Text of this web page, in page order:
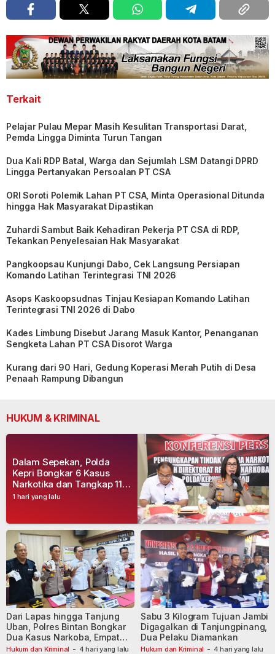
Terkait
Pelajar Pulau Mepar Masih Kesulitan Transportasi Darat,
Pemda Lingga Diminta Turun Tangan
Dua Kali RDP Batal, Warga dan Sejumlah LSM Datangi DPRD
Lingga Pertanyakan Persoalan PT CSA
ORI Soroti Polemik Lahan PT CSA, Minta Operasional Ditunda
hingga Hak Masyarakat Dipastikan
Zuhardi Sambut Baik Kehadiran Pekerja PT CSA di RDP,
Tekankan Penyelesaian Hak Masyarakat
Pangkoopsau Kunjungi Dabo, Cek Langsung Persiapan
Komando Latihan Terintegrasi TNI 2026
Asops Kaskoopsudnas Tinjau Kesiapan Komando Latihan
Terintegrasi TNI 2026 di Dabo
Kades Limbung Disebut Jarang Masuk Kantor, Penanganan
Sengketa Lahan PT CSA Disorot Warga
Kurang dari 90 Hari, Gedung Koperasi Merah Putih di Desa
Penaah Rampung Dibangun
HUKUM & KRIMINAL
1 hari yang lalu
Dalam Sepekan, Polda
Kepri Bongkar 6 Kasus
Narkotika dan Tangkap 11
Tersangka
Hukum dan Kriminal - 4 hari yang lalu
Dari Lapas hingga Tanjung
Uban, Polres Bintan Bongkar
Dua Kasus Narkoba, Empat
Tersangka Dibekuk
Hukum dan Kriminal - 4 hari yang lalu
Sabu 3 Kilogram Tujuan Jambi
Digagalkan di Tanjungpinang,
Dua Pelaku Diamankan